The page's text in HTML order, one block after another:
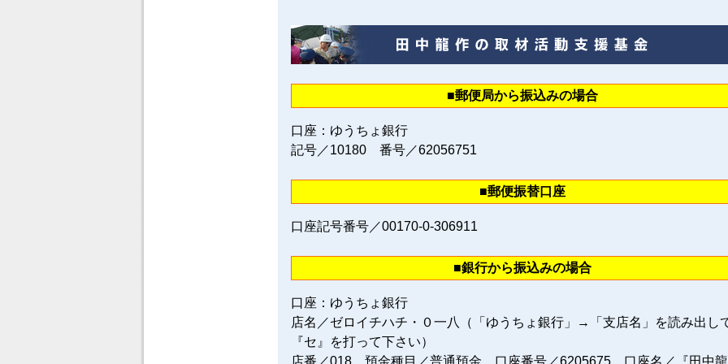
■郵便局から振込みの場合
口座：ゆうちょ銀行
記号／10180 番号／62056751
■郵便振替口座
口座記号番号／00170‐0‐306911
■銀行から振込みの場合
口座：ゆうちょ銀行
店名／ゼロイチハチ・０一八（「ゆうちょ銀行」→「支店名」を読み出し
『セ』を打って下さい）